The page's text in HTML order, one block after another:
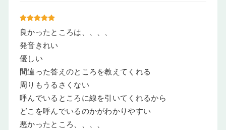
良かったところは、、、、
発音きれい
優しい
間違った答えのところを教えてくれる
周りもうるさくない
呼んでいるところに線を引いてくれるから
どこを呼んでいるのかがわかりやすい
悪かったところ、、、、